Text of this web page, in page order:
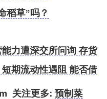
稻草”吗？
力遭深交所问询 存货
期流动性遇阻 能否借
关注更多: 预制菜